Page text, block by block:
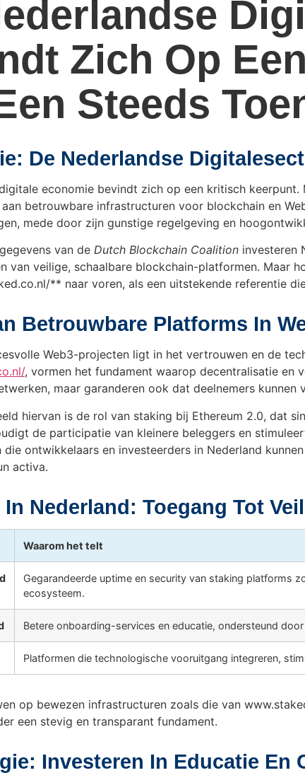
Zich Op
Steeds
De Nederlandse
economie bevindt zich op een kritisch
betrouwbare infrastructuren voor blockchain en
mede door zijn gunstige regelgeving en
van de Dutch Blockchain Coalition investeren
van veilige, schaalbare blockchain-platformen. Maar
** naar voren, als een uitstekende referentie
Betrouwbare Platforms In
Web3-projecten ligt in het vertrouwen en de
, vormen het fundament waarop decentralisatie en
maar garanderen ook dat deelnemers
hiervan is de rol van staking bij Ethereum 2.0, dat
de participatie van kleinere beleggers en
ontwikkelaars en investeerders in Nederland
activa.
Nederland: Toegang Tot
Waarom het telt
Gegarandeerde uptime en security van staking platforms
ecosysteem.
Betere onboarding-services en educatie, ondersteund
Platformen die technologische vooruitgang integreren,
op bewezen infrastructuren zoals die van
een stevig en transparant fundament.
Investeren In Educatie En